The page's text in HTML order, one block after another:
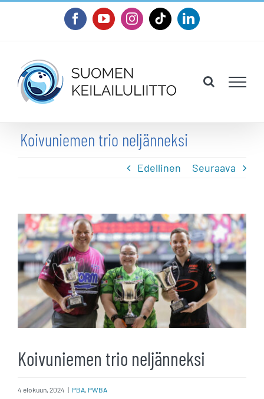
FacebookYouTubeInstagram
TiktokLinkedIn
Koivuniemen trio neljänneksi
Edellinen Seuraava
Katso
kuvaa
isompana
Koivuniemen trio neljänneksi
4 elokuun, 2024 | PBA, PWBA